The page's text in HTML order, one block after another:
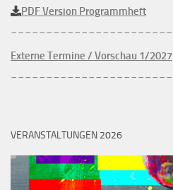
PDF Version Programmheft
Externe Termine / Vorschau 1/2027
VERANSTALTUNGEN 2026